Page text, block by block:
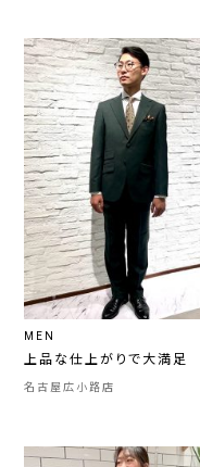
MEN
上品な仕上がりで大満足
名古屋広小路店